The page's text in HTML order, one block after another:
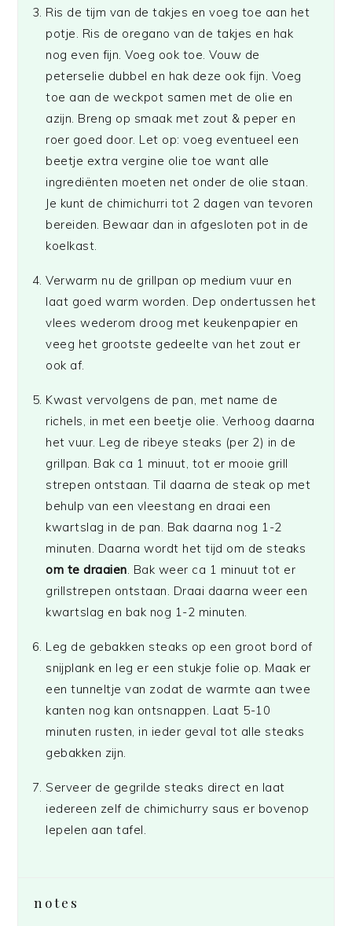
Ris de tijm van de takjes en voeg toe aan het
potje. Ris de oregano van de takjes en hak
nog even fijn. Voeg ook toe. Vouw de
peterselie dubbel en hak deze ook fijn. Voeg
toe aan de weckpot samen met de olie en
azijn. Breng op smaak met zout & peper en
roer goed door. Let op: voeg eventueel een
beetje extra vergine olie toe want alle
ingrediënten moeten net onder de olie staan.
Je kunt de chimichurri tot 2 dagen van tevoren
bereiden. Bewaar dan in afgesloten pot in de
koelkast.
Verwarm nu de grillpan op medium vuur en
laat goed warm worden. Dep ondertussen het
vlees wederom droog met keukenpapier en
veeg het grootste gedeelte van het zout er
ook af.
Kwast vervolgens de pan, met name de
richels, in met een beetje olie. Verhoog daarna
het vuur. Leg de ribeye steaks (per 2) in de
grillpan. Bak ca 1 minuut, tot er mooie grill
strepen ontstaan. Til daarna de steak op met
behulp van een vleestang en draai een
kwartslag in de pan. Bak daarna nog 1-2
minuten. Daarna wordt het tijd om de steaks
om te draaien. Bak weer ca 1 minuut tot er
grillstrepen ontstaan. Draai daarna weer een
kwartslag en bak nog 1-2 minuten.
Leg de gebakken steaks op een groot bord of
snijplank en leg er een stukje folie op. Maak er
een tunneltje van zodat de warmte aan twee
kanten nog kan ontsnappen. Laat 5-10
minuten rusten, in ieder geval tot alle steaks
gebakken zijn.
Serveer de gegrilde steaks direct en laat
iedereen zelf de chimichurry saus er bovenop
lepelen aan tafel.
notes